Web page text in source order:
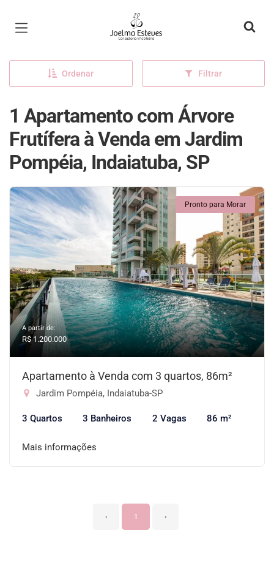
Página inicial
Ordenar Filtrar
1 Apartamento com Árvore
Frutífera à Venda em Jardim
Pompéia, Indaiatuba, SP
Pronto para Morar
A partir de:
R$ 1.200.000
Apartamento à Venda com 3 quartos, 86m²
Jardim Pompéia, Indaiatuba-SP
3 Quartos 3 Banheiros 2 Vagas 86 m²
Mais informações
‹ 1 ›